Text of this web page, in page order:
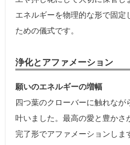
エネルギーを物理的な形で固定
ための儀式です。
浄化とアファメーション
願いのエネルギーの増幅
四つ葉のクローバーに触れなが
叶いました。最高の愛と豊かさ
完了形でアファメーションしま